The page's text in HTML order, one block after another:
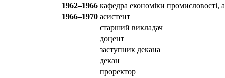
1962–1966 кафедра економіки промисловості,
1966–1970 асистент
старший викладач
доцент
заступник декана
декан
проректор